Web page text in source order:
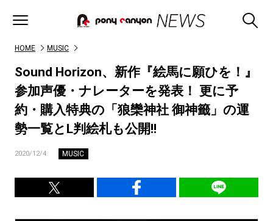
HOME MUSIC
Sound Horizon、新作『絵馬に願ひを！』
参加声優・ナレーターを発表！ 更に予
約・購入特典の「狼欒神社 御神籤」の運
勢一覧とL判絵札も公開!!
2020/12/4 MUSIC